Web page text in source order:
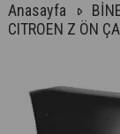
Anasayfa
CITROEN Z ÖN